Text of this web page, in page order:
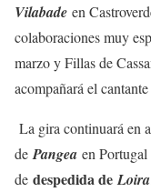
Vilabade en
colaboraciones muy
marzo y Fillas de
acompañará el
La gira continuará en
de Pangea en
de despedida deLoira